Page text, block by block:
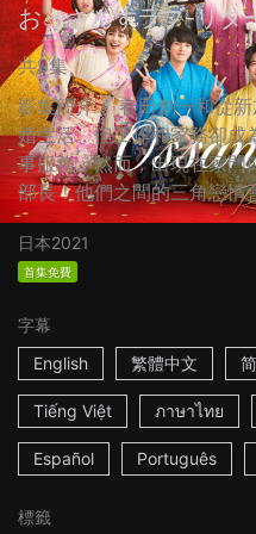
おっさんずラブ-リタ
共9集
影集簡介： 春田創一和從
婚生活，但工作和家務卻成
事服務。然而，出現在家門
部長！他們之間的三角戀情
日本2021
首集免費
字幕
English
繁體中文
Tiếng Việt ภาษาไทย
Español Português
標籤